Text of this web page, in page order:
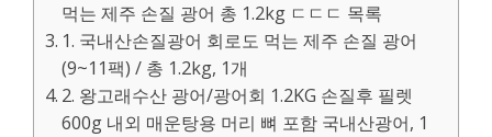
먹는 제주 손질 광어 총 1.2kg ㄷㄷㄷ 목록
1. 국내산손질광어 회로도 먹는 제주 손질 광어
(9~11팩) / 총 1.2kg, 1개
2. 왕고래수산 광어/광어회 1.2KG 손질후 필렛
600g 내외 매운탕용 머리 뼈 포함 국내산광어, 1